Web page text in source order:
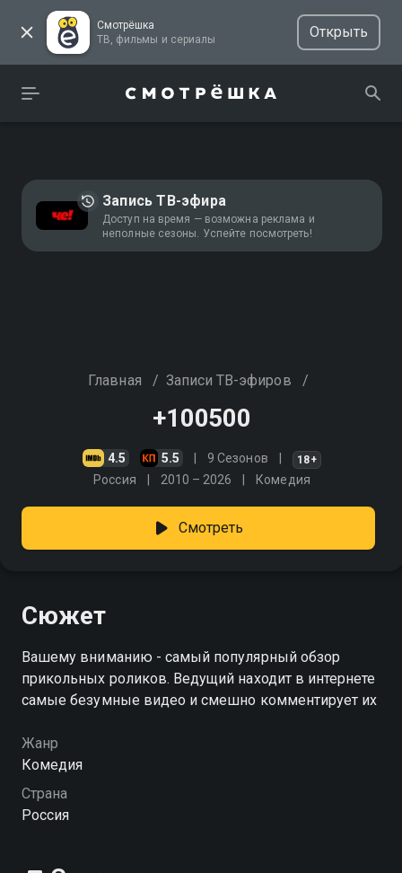
Смотрёшка
ТВ, фильмы и сериалы
Открыть
Запись ТВ-эфира
Доступ на время — возможна реклама и
неполные сезоны. Успейте посмотреть!
Главная / Записи ТВ-эфиров /
+100500
4.5 5.5 9 Сезонов 18+
Россия 2010 – 2026 Комедия
Смотреть
Сюжет
Вашему вниманию - самый популярный обзор
прикольных роликов. Ведущий находит в интернете
самые безумные видео и смешно комментирует их
Жанр
Комедия
Страна
Россия